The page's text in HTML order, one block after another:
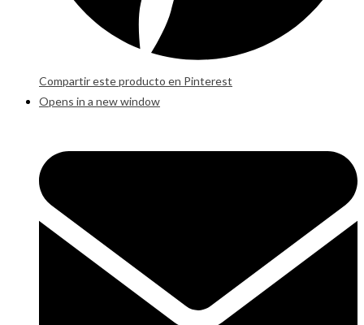
Compartir este producto en Pinterest
Opens in a new window